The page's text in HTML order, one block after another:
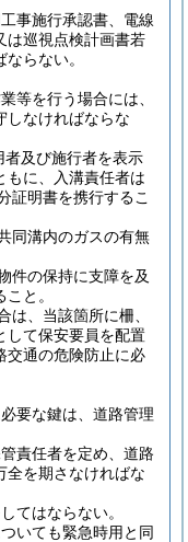
事施行承認書、電線
は巡視点検計画書若
らない。
等を行う場合には、
しなければならな
者及び施行者を表示
もに、入溝責任者は
証明書を携行するこ
同溝内のガスの有無
件の保持に支障を及
と。
は、当該箇所に柵、
して保安要員を配置
交通の危険防止に必
要な鍵は、道路管理
責任者を定め、道路
全を期さなければな
てはならない。
いても緊急時用と同